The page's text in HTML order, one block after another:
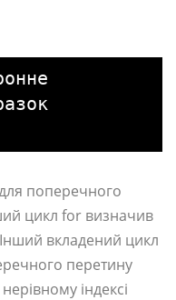
поперечного
цикл for визначив
вкладений цикл
перетину
індексі